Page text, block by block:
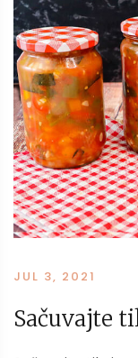
JUL 3, 2021
Sačuvajte